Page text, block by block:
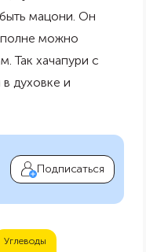
мацони. Он
можно
Так хачапури с
духовке и
Подписаться
Углеводы